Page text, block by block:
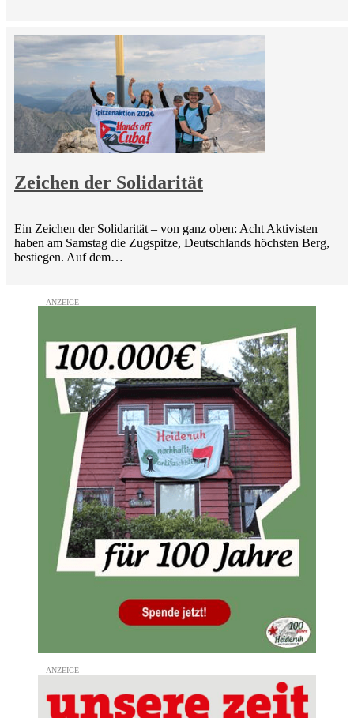
Zeichen der Solidarität
Ein Zeichen der Solidarität – von ganz oben: Acht Aktivisten
haben am Samstag die Zugspitze, Deutschlands höchsten Berg,
bestiegen. Auf dem…